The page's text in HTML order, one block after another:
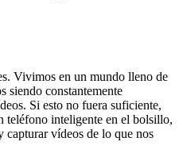
Vivimos en un mundo lleno de
siendo constantemente
Si esto no fuera suficiente,
teléfono inteligente en el bolsillo,
capturar vídeos de lo que nos